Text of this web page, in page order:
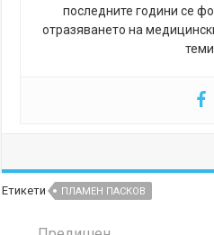
последните години се
отразяването на
теми.
Етикети ПЛАМЕН ПАСКОВ